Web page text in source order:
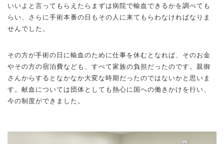
いいよと言ってもらえたらまずは病院で輸血できるかを調べても
らい、さらに手術本番の日もその人に来てもらわなければなりま
せんでした。
その方が手術の日に輸血のために仕事を休むとなれば、そのお金
やその方の宿泊費なども、すべて家族の負担だったのです。親御
さんからするとなかなか大変な時期だったのではないかと思いま
す。献血については団体としても熱心に国への働きかけを行い、
今の制度ができました。